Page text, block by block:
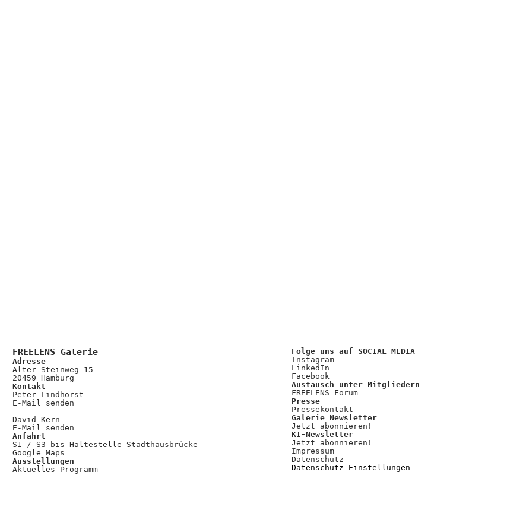
FREELENS Galerie
Adresse
Alter Steinweg 15
20459 Hamburg
Kontakt
Peter Lindhorst
E-Mail senden
David Kern
E-Mail senden
Anfahrt
S1 / S3 bis Haltestelle Stadthausbrücke
Google Maps
Ausstellungen
Aktuelles Programm
Folge uns auf SOCIAL MEDIA
Instagram
LinkedIn
Facebook
Austausch unter Mitgliedern
FREELENS Forum
Presse
Pressekontakt
Galerie Newsletter
Jetzt abonnieren!
KI-Newsletter
Jetzt abonnieren!
Impressum
Datenschutz
Datenschutz-Einstellungen